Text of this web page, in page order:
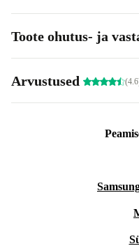
Toote ohutus- ja
Arvustused